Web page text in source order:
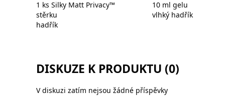
1 ks Silky Matt Privacy™
stěrku
hadřík
10 ml gelu
vlhký hadřík
DISKUZE K PRODUKTU (0)
V diskuzi zatím nejsou žádné příspěvky